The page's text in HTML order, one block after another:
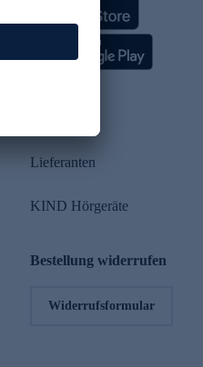
Lieferanten
KIND Hörgeräte
Bestellung widerrufen
Widerrufsformular